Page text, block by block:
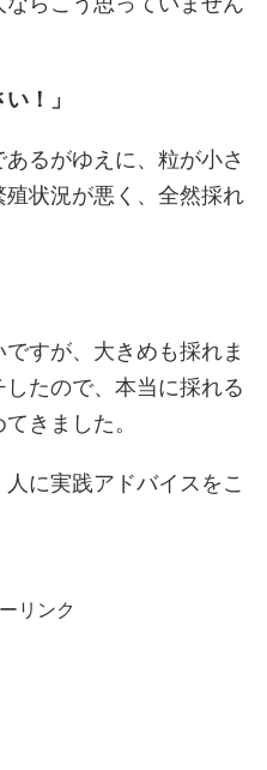
！」
るがゆえに、粒が小さ
状況が悪く、全然採れ
すが、大きめも採れま
たので、本当に採れる
きました。
に実践アドバイスをこ
リンク